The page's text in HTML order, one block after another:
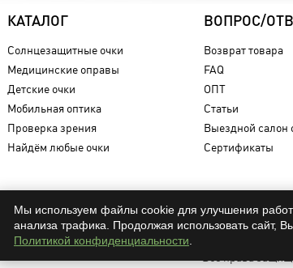
КАТАЛОГ
Солнцезащитные очки
Медицинские оправы
Детские очки
Мобильная оптика
Проверка зрения
Найдём любые очки
ВОПРОС/
Возврат товара
FAQ
ОПТ
Статьи
Выездной салон
Сертификаты
OCHKIVIP 2009-
Мы используем файлы cookie для улучшения
анализа трафика. Продолжая использовать сайт,
Политикой конфиденциальности